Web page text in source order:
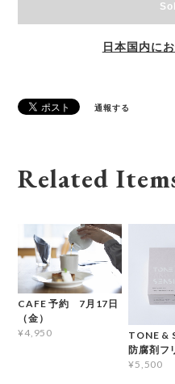
日本国内に
通報する
Related
CAFE 予約 7月17日
（金）
¥4,950
TONE &
防腐剤フ
¥5,500